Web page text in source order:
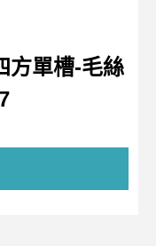
方單槽-毛絲